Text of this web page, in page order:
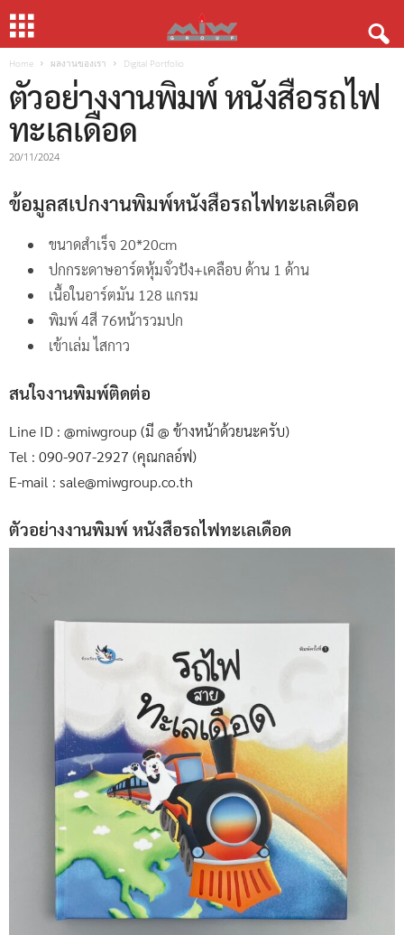
Home ผลงานของเรา Digital Portfolio
ตัวอย่างงานพิมพ์ หนังสือรถไฟ
ทะเลเดือด
20/11/2024
ข้อมูลสเปกงานพิมพ์หนังสือรถไฟทะเลเดือด
ขนาดสำเร็จ 20*20cm
ปกกระดาษอาร์ตหุ้มจั่วปัง+เคลือบ ด้าน 1 ด้าน
เนื้อในอาร์ตมัน 128 แกรม
พิมพ์ 4สี 76หน้ารวมปก
เข้าเล่ม ไสกาว
สนใจงานพิมพ์ติดต่อ
Line ID : @miwgroup (มี @ ข้างหน้าด้วยนะครับ)
Tel : 090-907-2927 (คุณกลอ์ฟ)
E-mail : sale@miwgroup.co.th
ตัวอย่างงานพิมพ์ หนังสือรถไฟทะเลเดือด